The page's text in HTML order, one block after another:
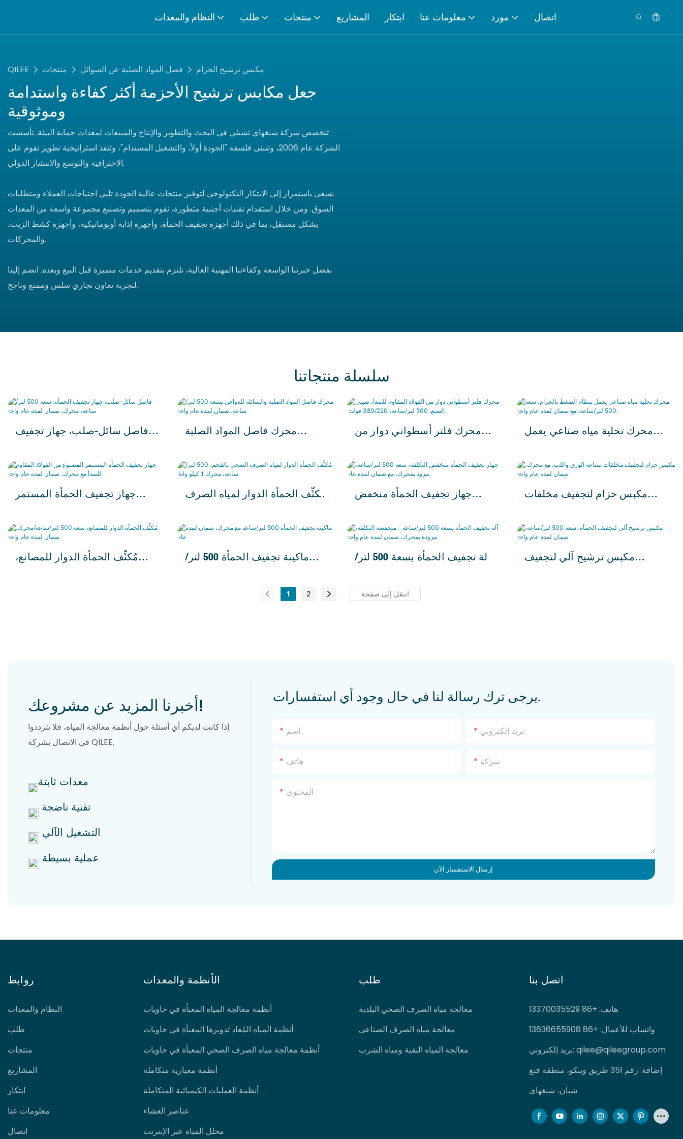
النظام والمعدات طلب منتجات المشاريع ابتكار معلومات عنا مورد اتصال
QILEE منتجات فصل المواد الصلبة عن السوائل مكبس ترشيح الحزام
جعل مكابس ترشيح الأحزمة أكثر كفاءة واستدامة
وموثوقية
تتخصص شركة شنغهاي تشيلي في البحث والتطوير والإنتاج والمبيعات لمعدات حماية البيئة. تأسست
الشركة عام 2006، وتتبنى فلسفة "الجودة أولاً، والتشغيل المستدام"، وتنفذ استراتيجية تطوير تقوم على
الاحترافية والتوسع والانتشار الدولي.
نسعى باستمرار إلى الابتكار التكنولوجي لتوفير منتجات عالية الجودة تلبي احتياجات العملاء ومتطلبات
السوق. ومن خلال استقدام تقنيات أجنبية متطورة، نقوم بتصميم وتصنيع مجموعة واسعة من المعدات
بشكل مستقل، بما في ذلك أجهزة تجفيف الحمأة، وأجهزة إذابة أوتوماتيكية، وأجهزة كشط الزيت،
والمحركات.
بفضل خبرتنا الواسعة وكفاءتنا المهنية العالية، نلتزم بتقديم خدمات متميزة قبل البيع وبعده. انضم إلينا
لتجربة تعاون تجاري سلس وممتع وناجح.
سلسلة منتجاتنا
فاصل سائل-صلب، جهاز تجفيف
محرك، ضمان لمدة عام واحد
محرك فاصل المواد الصلبة
ساعة، ضمان لمدة عام واحد
محرك فلتر أسطواني دوار من
الصنع. 500 لتر/ساعة، 380/220
فولت
محرك تحلية مياه صناعي يعمل
لتر/ساعة، مع ضمان لمدة عام
واحد.
جهاز تجفيف الحمأة المستمر
مع محرك، ضمان لمدة عام واحد
مُكثِّف الحمأة الدوار لمياه الصرف
محرك 1 كيلو واط
جهاز تجفيف الحمأة منخفض
بمحرك، مع ضمان لمدة عام.
مكبس حزام لتجفيف مخلفات
ضمان لمدة عام واحد
مُكثِّف الحمأة الدوار للمصانع،
ماكينة تجفيف الحمأة 500 لتر/
آلة تجفيف الحمأة بسعة 500 لتر/
بمحرك، ضمان لمدة عام واحد
مكبس ترشيح آلي لتجفيف
1 2
أخبرنا المزيد عن مشروعك!
إذا كانت لديكم أي أسئلة حول أنظمة معالجة المياه، فلا تترددوا
في الاتصال بشركة QILEE.
معدات ثابتة
تقنية ناضجة
التشغيل الآلي
عملية بسيطة
يرجى ترك رسالة لنا في حال وجود أي استفسارات.
اسم بريد إلكتروني
هاتف شركة
المحتوى
إرسال الاستفسار الآن
روابط
النظام والمعدات
طلب
منتجات
المشاريع
ابتكار
معلومات عنا
اتصال
الأنظمة والمعدات
أنظمة معالجة المياه المعبأة في حاويات
أنظمة المياه المُعاد تدويرها المعبأة في حاويات
أنظمة معالجة مياه الصرف الصحي المعبأة في حاويات
أنظمة معيارية متكاملة
أنظمة العمليات الكيميائية المتكاملة
عناصر الغشاء
محلل المياه عبر الإنترنت
طلب
معالجة مياه الصرف الصحي البلدية
معالجة مياه الصرف الصناعي
معالجة المياه النقية ومياه الشرب
اتصل بنا
هاتف: +86 13370035529
واتساب للأعمال: +86 13636655908
بريد إلكتروني: qilee@qileegroup.com
إضافة: رقم 351 طريق وينكو، منطقة فنغ
شيان، شنغهاي